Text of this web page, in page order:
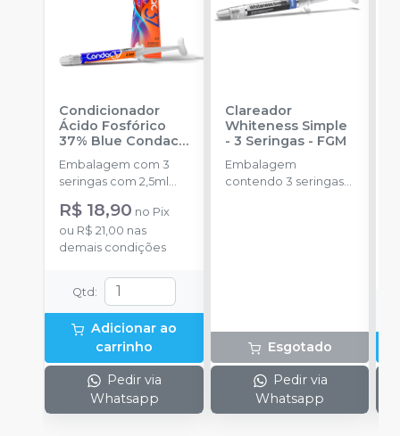
Condicionador
Ácido Fosfórico
37% Blue Condac-
FGM
Embalagem com 3
seringas com 2,5ml
cada uma e 3
ponteiras para
aplicação.
R$ 18,90 no Pix
ou R$ 21,00 nas
demais condições
Qtd :
Adicionar ao
carrinho
Pedir via
Whatsapp
Clareador
Whiteness Simple
- 3 Seringas- FGM
Embalagem
contendo 3 seringas
Esgotado
Pedir via
Whatsapp